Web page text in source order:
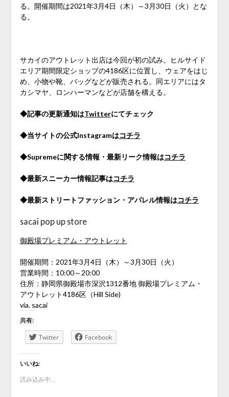
る。開催期間は2021年3月4日（木）～3月30日（火）とな
る。
サカイのアウトレット出店は今回が初の試み。ヒルサイド
エリア期間限定ショップの4186区に位置し、ウェアをはじ
め、小物や靴、バッグなどが販売される。同エリアにはタ
カシマヤ、ロンハーマンなどが店舗を構える。
◆記事の更新通知はTwitterにてチェック
◆当サイトの公式Instagramはコチラ
◆Supremeに関する情報・最新リーク情報はコチラ
◆最新スニーカー情報記事はコチラ
◆最新ストリートファッション・アパレル情報はコチラ
sacai pop up store
御殿場プレミアム・アウトレット
開催期間：2021年3月4日（木）～3月30日（火）
営業時間：10:00～20:00
住所：静岡県御殿場市深沢1312番地 御殿場プレミアム・
アウトレット4186区（Hill Side)
via. sacai
共有:
Twitter Facebook
いいね:
読み込み中...